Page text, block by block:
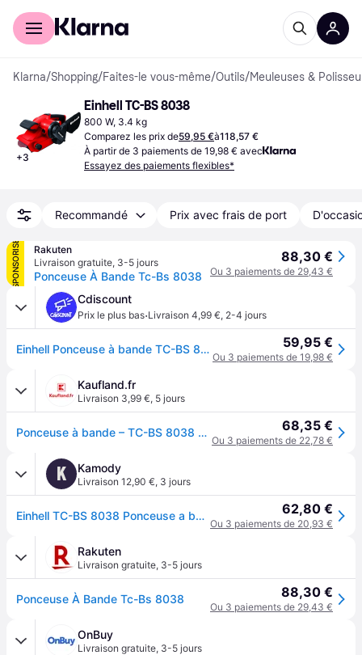
Acheter avec Klarna
Klarna/Shopping/Faites-le vous-même/Outils/Meuleuses &
+3
Einhell TC-BS 8038
800 W, 3.4 kg
Comparez les prix de59,95 €à118,57 €
À partir de 3 paiements de 19,98 € avec
Essayez des paiements flexibles*
Recommandé Prix avec frais de port
SPONSORISÉ
Rakuten
Livraison gratuite, 3-5 jours
Ponceuse À Bande Tc-Bs 8038
88,30 €
Ou 3 paiements de 29,43 €
Cdiscount
Prix le plus bas·Livraison 4,99 €, 2-4 jours
Einhell Ponceuse à bande TC-BS 8038 (800W 230V Système daspiration et sac à poussière) - Rouge 59,95 €
Ou 3 paiements de 19,98 €
Kaufland.fr
Livraison 3,99 €, 5 jours
Ponceuse à bande – TC-BS 8038 – Bande 76 x 533 mm – Moteur 800 W 68,35 €
Ou 3 paiements de 22,78 €
K Kamody
Livraison 12,90 €, 3 jours
Einhell TC-BS 8038 Ponceuse a bande 4466260 62,80 €
Ou 3 paiements de 20,93 €
Rakuten
Livraison gratuite, 3-5 jours
Ponceuse À Bande Tc-Bs 8038 88,30 €
Ou 3 paiements de 29,43 €
OnBuy
Livraison gratuite, 3-5 jours